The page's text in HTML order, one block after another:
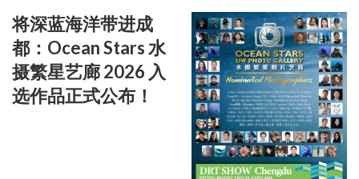
将深蓝海洋带进成
都：Ocean Stars 水
摄繁星艺廊 2026 入
选作品正式公布！